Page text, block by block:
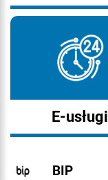
E-usługi
BIP